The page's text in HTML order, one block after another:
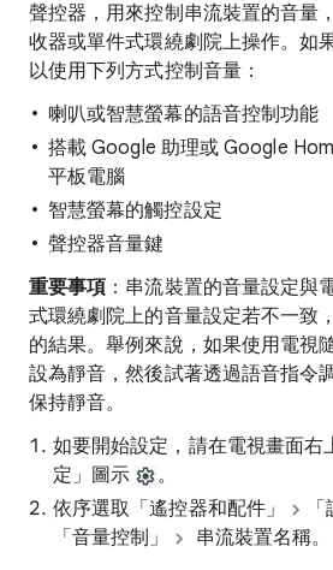
聲控器，用來控制串流裝置的音量
收器或單件式環繞劇院上操作。如
以使用下列方式控制音量：
喇叭或智慧螢幕的語音控制功能
搭載 Google 助理或 Google
平板電腦
智慧螢幕的觸控設定
聲控器音量鍵
重要事項 ：串流裝置的音量設定與
式環繞劇院上的音量設定若不一致
的結果。舉例來說，如果使用電視
設為靜音，然後試著透過語音指令
保持靜音。
如要開始設定，請在電視畫面右
定」圖示
。
依序選取「遙控器和配件」
「音量控制」
串流裝置名稱。